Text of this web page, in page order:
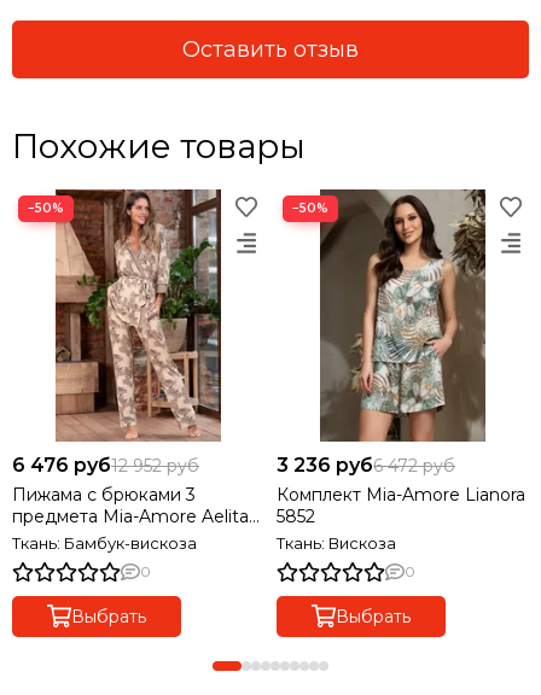
Оставить отзыв
Похожие товары
−50%
6 476 руб12 952 руб
Пижама с брюками 3
предмета Mia-Amore Aelita
1716
Ткань: Бамбук-вискоза
0
Выбрать
−50%
3 236 руб6 472 руб
Комплект Mia-Amore Lianora
5852
Ткань: Вискоза
0
Выбрать